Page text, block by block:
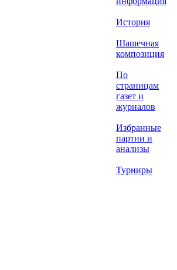
История
Шашечная
композиция
По
страницам
газет и
журналов
Избранные
партии и
анализы
Турниры